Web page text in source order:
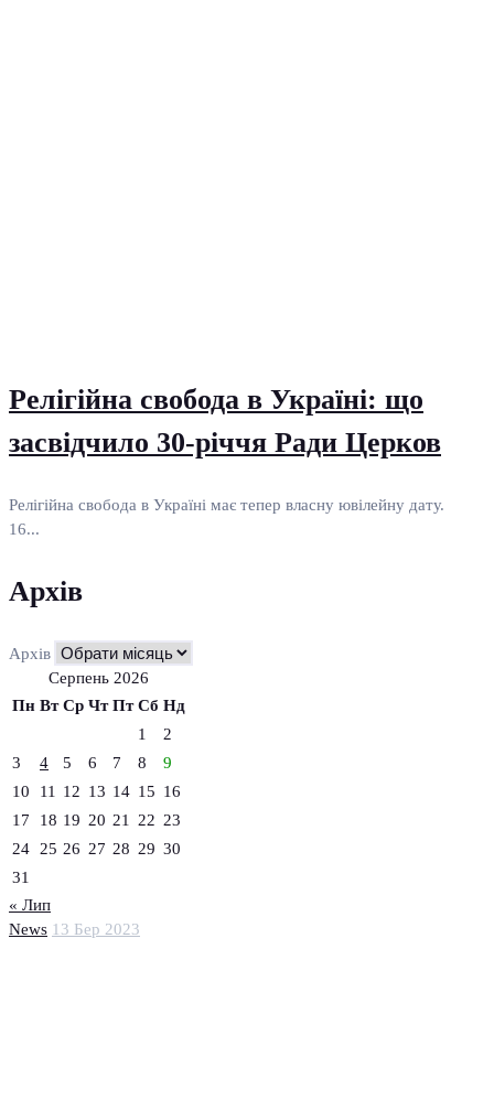
News 13 Бер 2023
Релігійна свобода в Україні: що
засвідчило 30-річчя Ради Церков
Релігійна свобода в Україні має тепер власну ювілейну дату.
16...
Архів
Архів
Серпень 2026
Пн Вт Ср Чт Пт Сб Нд
1
2
3
4 5 6 7 8
9
10
11 12 13 14 15 16
17
18 19 20 21 22 23
24
25 26 27 28 29 30
31
« Лип